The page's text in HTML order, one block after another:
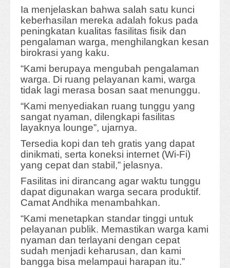
Ia menjelaskan bahwa salah satu kunci
keberhasilan mereka adalah fokus pada
peningkatan kualitas fasilitas fisik dan
pengalaman warga, menghilangkan kesan
birokrasi yang kaku.
“Kami berupaya mengubah pengalaman
warga. Di ruang pelayanan kami, warga
tidak lagi merasa bosan saat menunggu.
“Kami menyediakan ruang tunggu yang
sangat nyaman, dilengkapi fasilitas
layaknya lounge”, ujarnya.
Tersedia kopi dan teh gratis yang dapat
dinikmati, serta koneksi internet (Wi-Fi)
yang cepat dan stabil,” jelasnya.
Fasilitas ini dirancang agar waktu tunggu
dapat digunakan warga secara produktif.
Camat Andhika menambahkan.
“Kami menetapkan standar tinggi untuk
pelayanan publik. Memastikan warga kami
nyaman dan terlayani dengan cepat
sudah menjadi keharusan, dan kami
bangga bisa melampaui harapan itu.”